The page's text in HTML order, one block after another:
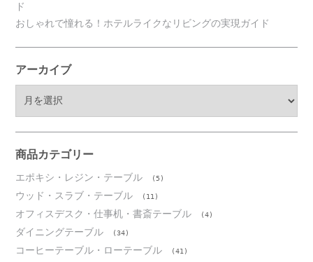
ド
おしゃれで憧れる！ホテルライクなリビングの実現ガイド
アーカイブ
ブ
商品カテゴリー
エポキシ・レジン・テーブル (5)
ウッド・スラブ・テーブル (11)
オフィスデスク・仕事机・書斎テーブル (4)
ダイニングテーブル (34)
コーヒーテーブル・ローテーブル (41)